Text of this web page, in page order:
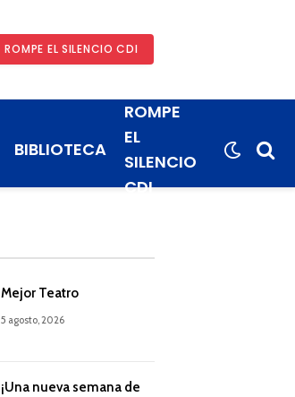
ROMPE EL SILENCIO CDI
BIBLIOTECA
ROMPE
EL
SILENCIO
CDI
Mejor Teatro
5 agosto, 2026
¡Una nueva semana de